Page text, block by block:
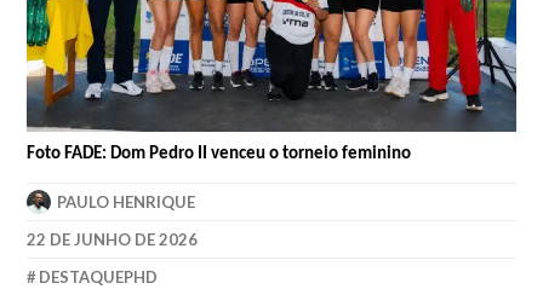
Foto FADE: Dom Pedro II venceuo torneio feminino
PAULO HENRIQUE
22 DE JUNHO DE 2026
DESTAQUEPHD